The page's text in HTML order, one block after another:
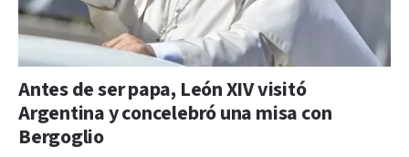
Antes de ser papa, León XIV visitó
Argentina y concelebró una misa con
Bergoglio